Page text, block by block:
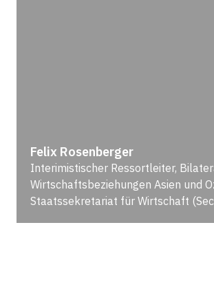
Felix Rosenberger
Interimistischer Ressortleiter,
Wirtschaftsbeziehungen Asien und
Staatssekretariat für Wirtschaft